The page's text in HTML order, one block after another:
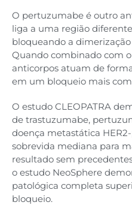
O pertuzumabe é outro
liga a uma região
bloqueando a
Quando combinado com
anticorpos atuam de
em um bloqueio mais
O estudo CLEOPATRA
de trastuzumabe,
doença metastática
sobrevida mediana para
resultado sem
o estudo NeoSphere
patológica completa
bloqueio.